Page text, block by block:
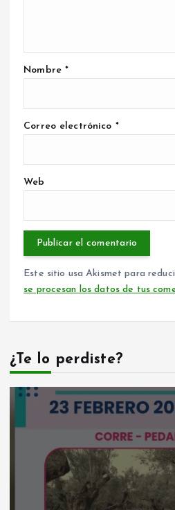
Nombre*
Correo electrónico *
Web
Este sitio usa Akismet para
se procesan los datos de tus
¿Te lo perdiste?